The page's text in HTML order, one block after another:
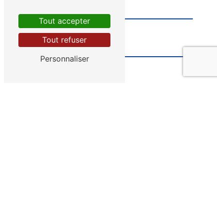
Tout accepter
Tout refuser
Personnaliser